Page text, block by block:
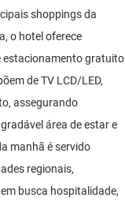
shoppings da
o hotel oferece
estacionamento gratuito
de TV LCD/LED,
assegurando
área de estar e
manhã é servido
regionais,
busca hospitalidade,